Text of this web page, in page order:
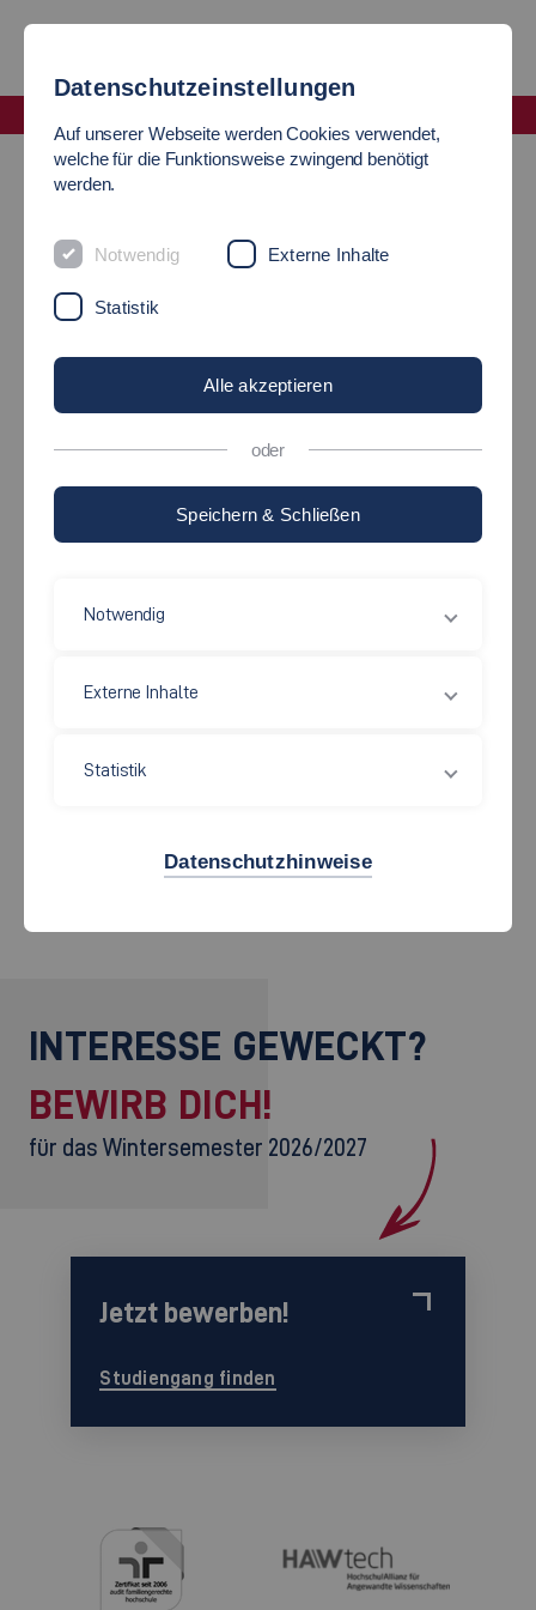
News
WERKSTUDENTENSTELLE
BEI WEVO
Wirtschaft und Technik
Zur Stellenausschreibung
INTERESSE GEWECKT?
BEWIRB DICH!
für das Wintersemester 2026/2027
Jetzt bewerben!
Studiengang finden
Datenschutzeinstellungen
Auf unserer Webseite werden Cookies verwendet,
welche für die Funktionsweise zwingend benötigt
werden.
Notwendig Externe Inhalte
Statistik
Alle akzeptieren
oder
Speichern & Schließen
Notwendig
Externe Inhalte
Statistik
Datenschutzhinweise